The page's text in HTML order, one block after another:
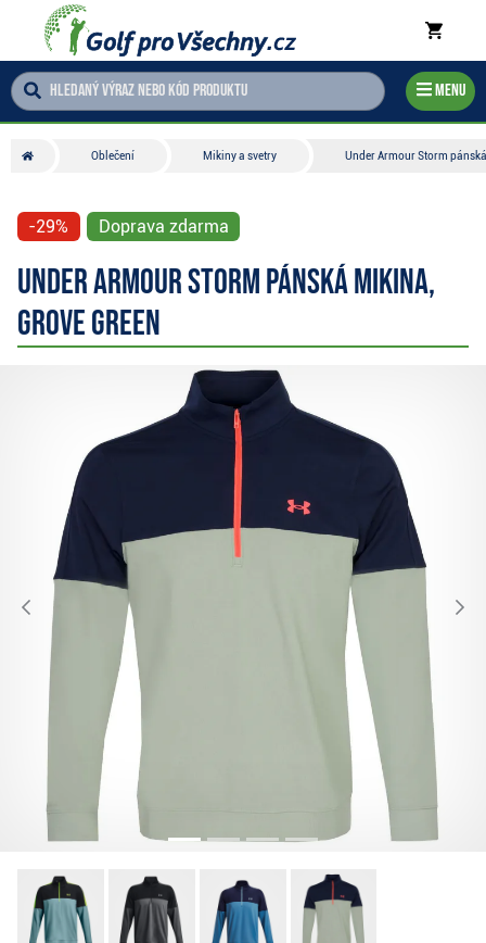
Menu
Oblečení Mikiny a svetry Under Armour Storm
-29% Doprava zdarma
Under Armour Storm pánská mikina,
grove green